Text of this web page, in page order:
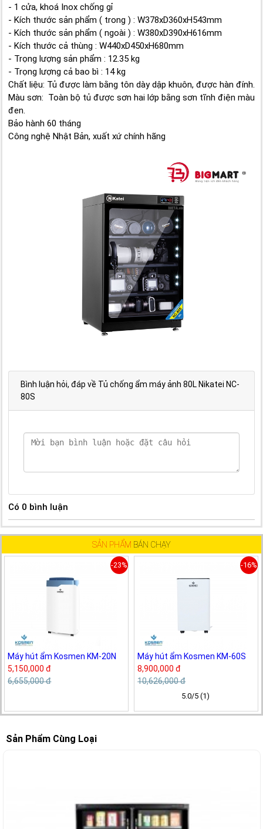
- 1 cửa, khoá Inox chống gỉ
- Kích thước sản phẩm ( trong ) : W378xD360xH543mm
- Kích thước sản phẩm ( ngoài ) : W380xD390xH616mm
- Kích thước cả thùng : W440xD450xH680mm
- Trọng lượng sản phẩm : 12.35 kg
- Trọng lượng cả bao bì : 14 kg
Chất liệu: Tủ được làm bằng tôn dày dập khuôn, được hàn đính.
Màu sơn: Toàn bộ tủ được sơn hai lớp bằng sơn tĩnh điện màu
đen.
Bảo hành 60 tháng
Công nghệ Nhật Bản, xuất xứ chính hãng
Bình luận hỏi, đáp về Tủ chống ẩm máy ảnh 80L Nikatei NC-
80S
Có 0 bình luận
SẢN PHẨM BÁN CHẠY
-23%
Máy hút ẩm Kosmen KM-20N
5,150,000 đ
6,655,000 đ
-16%
Máy hút ẩm Kosmen KM-60S
8,900,000 đ
10,626,000 đ
5.0/5 (1)
Sản Phẩm Cùng Loại